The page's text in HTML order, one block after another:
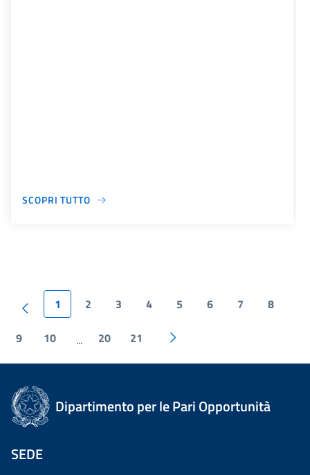
SCOPRI TUTTO
1 2 3 4 5 6 7 8
9 10 ... 20 21
Dipartimento per le Pari Opportunità
SEDE